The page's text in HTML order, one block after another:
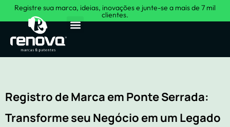
Registre sua marca, ideias, inovações e junte-se a mais de 7 mil
clientes.
Registro de Marca em Ponte Serrada:
Transforme seu Negócio em um Legado